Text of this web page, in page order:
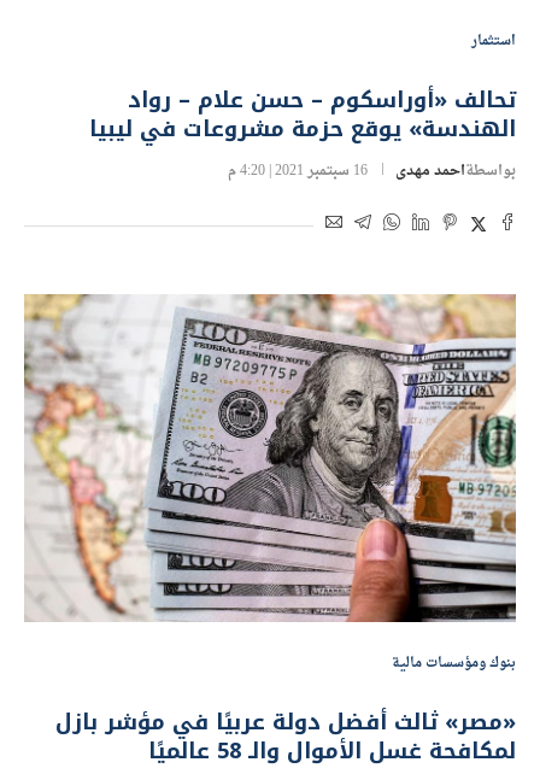
استثمار
تحالف «أوراسكوم – حسن علام – رواد
الهندسة» يوقع حزمة مشروعات في ليبيا
بواسطةاحمد مهدى 16 سبتمبر 2021 | 4:20 م
بنوك ومؤسسات مالية
«مصر» ثالث أفضل دولة عربيًا في مؤشر بازل
لمكافحة غسل الأموال والـ 58 عالميًا